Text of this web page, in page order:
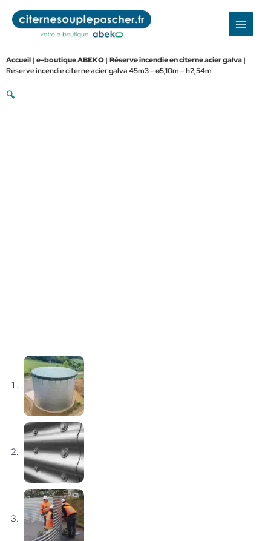
contenu
Accueil | e-boutique ABEKO | Réserve incendie en citerne acier galva |
Réserve incendie citerne acier galva 45m3 – ø5,10m – h2,54m
🔍